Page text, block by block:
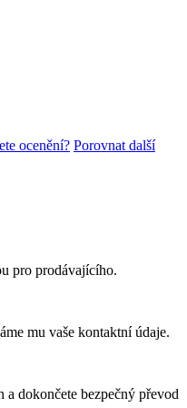
ocenění? Porovnat další
pro prodávajícího.
mu vaše kontaktní údaje.
dokončete bezpečný převod